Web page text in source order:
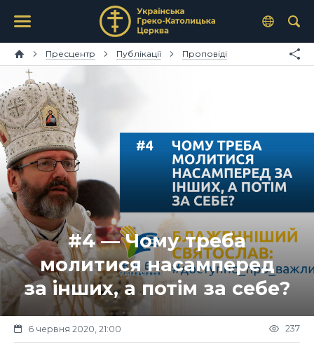
Пресцентр Публікації Проповіді
#4 — Чому треба
молитися насамперед
за інших, а потім за себе?
6 червня 2020, 21:00 237